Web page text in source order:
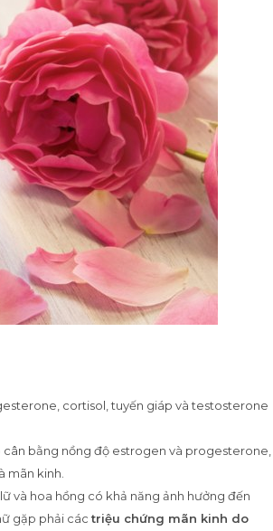
cortisol, tuyến giáp và testosterone
cân bằng nồng độ estrogen và progesterone,
mãn kinh.
và hoa hồng có khả năng ảnh hưởng đến
gặp phải cáctriệu chứng mãn kinh do